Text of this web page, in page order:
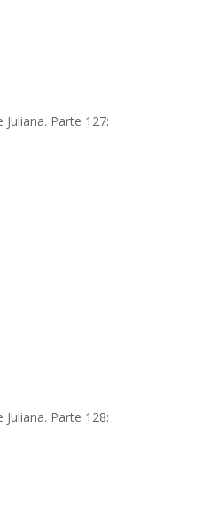
Juliana. Parte 127:
Juliana. Parte 128: